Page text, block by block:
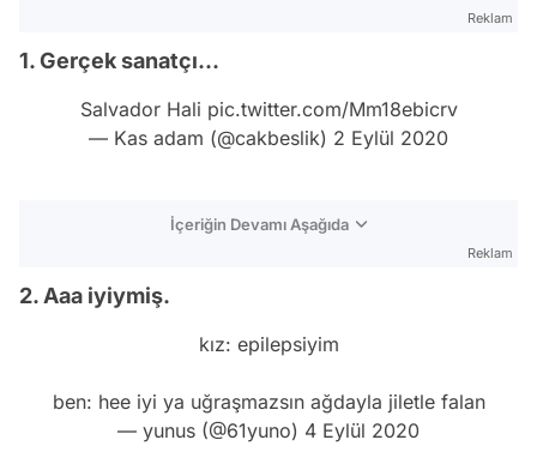
Reklam
1. Gerçek sanatçı...
Salvador Hali pic.twitter.com/Mm18ebicrv
— Kas adam (@cakbeslik) 2 Eylül 2020
İçeriğin Devamı Aşağıda
Reklam
2. Aaa iyiymiş.
kız: epilepsiyim
ben: hee iyi ya uğraşmazsın ağdayla jiletle falan
— yunus (@61yuno) 4 Eylül 2020